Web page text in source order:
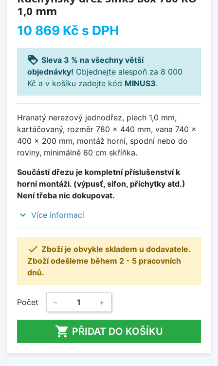
1,0 mm
10 869 Kč s DPH
loyalty Sleva 3 % na všechny větší
objednávky! Objednejte alespoň za 8 000
Kč a v košíku zadejte kód MINUS3.
Hranatý nerezový jednodřez, plech 1,0 mm,
kartáčovaný, rozměr 780 x 440 mm, vana 740 x
400 x 200 mm, montáž horní, spodní nebo do
roviny, minimálně 60 cm skříňka.
Součástí dřezu je kompletní příslušenství k
horní montáži. (výpusť, sifon, příchytky atd.)
Není třeba nic dokupovat.
expand_more Více informací
 Zboží je obvykle skladem u dodavatele.
Zboží odešleme během 2 - 5 pracovních
dnů.
Počet − +
 PŘIDAT DO KOŠÍKU